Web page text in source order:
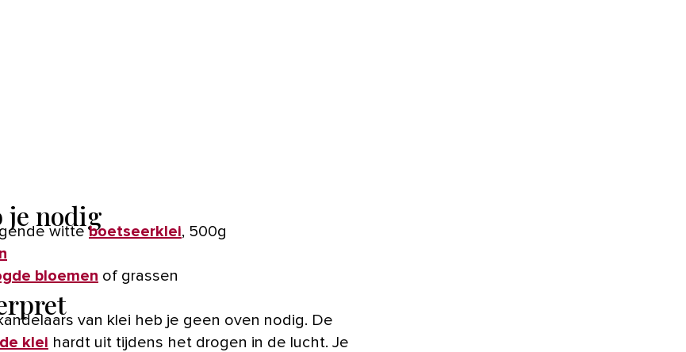
je nodig
witteboetseerklei, 500g
bloemen of grassen
van klei heb je geen oven nodig. De
klei hardt uit tijdens het drogen in de lucht. Je